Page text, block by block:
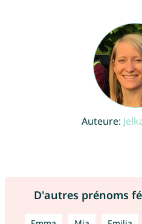
Auteure:
D'autres prénoms